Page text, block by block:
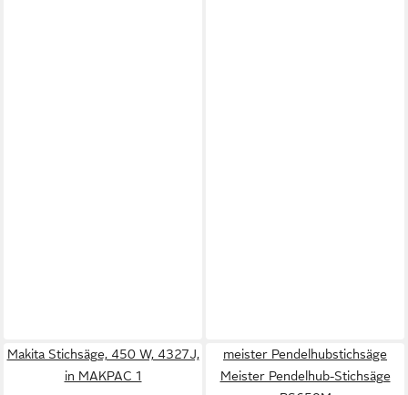
Makita Stichsäge, 450 W, 4327J,
in MAKPAC 1
meister Pendelhubstichsäge
Meister Pendelhub-Stichsäge